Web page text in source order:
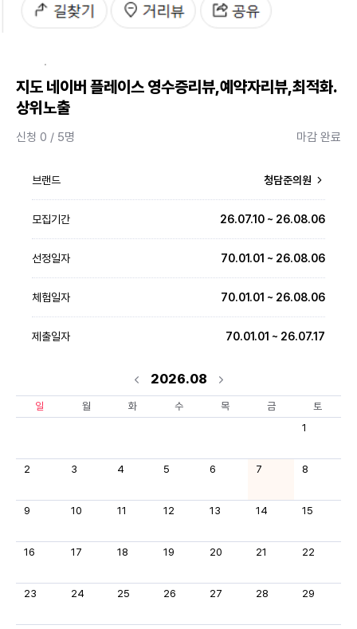
·
지도 네이버 플레이스 영수증리뷰,예약자리뷰,최적화.
상위노출
신청 0 / 5명 마감 완료
브랜드 청담준의원
모집기간 26.07.10 ~ 26.08.06
선정일자 70.01.01 ~ 26.08.06
체험일자 70.01.01 ~ 26.08.06
제출일자 70.01.01 ~ 26.07.17
2026.08
일 월 화 수 목 금
토
1
2 3 4 5 6 7 8
9 10 11 12 13 14 15
16 17 18 19 20 21 22
23 24 25 26 27 28 29